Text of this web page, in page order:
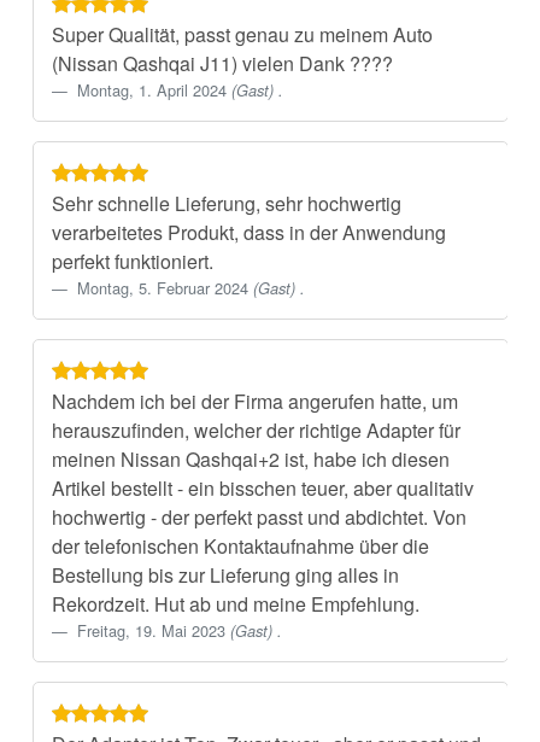
Super Qualität, passt genau zu meinem Auto
(Nissan Qashqai J11) vielen Dank ????
Montag, 1. April 2024 (Gast) .
Sehr schnelle Lieferung, sehr hochwertig
verarbeitetes Produkt, dass in der Anwendung
perfekt funktioniert.
Montag, 5. Februar 2024 (Gast) .
Nachdem ich bei der Firma angerufen hatte, um
herauszufinden, welcher der richtige Adapter für
meinen Nissan Qashqai+2 ist, habe ich diesen
Artikel bestellt - ein bisschen teuer, aber qualitativ
hochwertig - der perfekt passt und abdichtet. Von
der telefonischen Kontaktaufnahme über die
Bestellung bis zur Lieferung ging alles in
Rekordzeit. Hut ab und meine Empfehlung.
Freitag, 19. Mai 2023 (Gast) .